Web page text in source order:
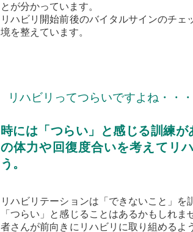
とが分かっています。
リハビリ開始前後のバイタルサインのチ
境を整えています。
リハビリってつらいですよね・・
時には「つらい」と感じる訓練
の体力や回復度合いを考えてリ
う。
リハビリテーションは「できないこと」
「つらい」と感じることはあるかもしれ
者さんが前向きにリハビリに取り組めるよ